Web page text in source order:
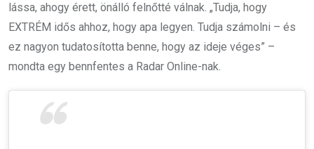
lássa, ahogy érett, önálló felnőtté válnak. „Tudja, hogy
EXTRÉM idős ahhoz, hogy apa legyen. Tudja számolni – és
ez nagyon tudatosította benne, hogy az ideje véges” –
mondta egy bennfentes a Radar Online-nak.